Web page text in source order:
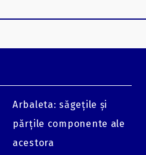
Arbaleta: săgețile și
părțile componente ale
acestora